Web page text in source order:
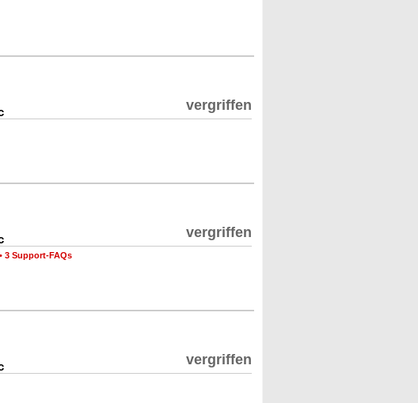
vergriffen
vergriffen
• 3 Support-FAQs
vergriffen